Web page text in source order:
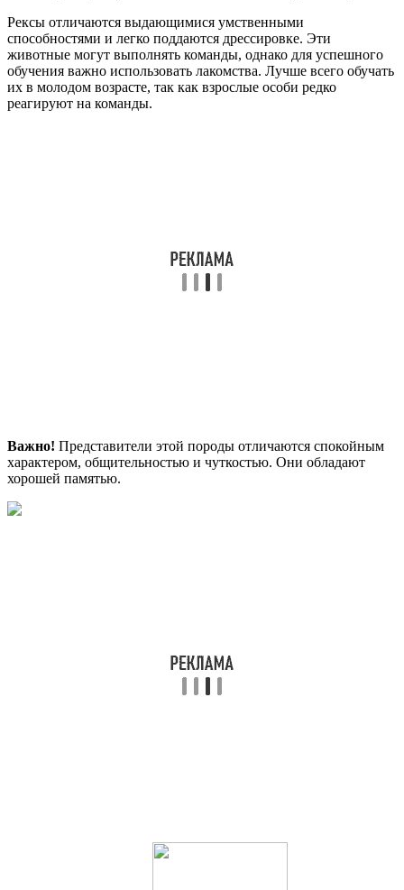
Рексы отличаются выдающимися умственными
способностями и легко поддаются дрессировке. Эти
животные могут выполнять команды, однако для успешного
обучения важно использовать лакомства. Лучше всего обучать
их в молодом возрасте, так как взрослые особи редко
реагируют на команды.
Важно! Представители этой породы отличаются спокойным
характером, общительностью и чуткостью. Они обладают
хорошей памятью.